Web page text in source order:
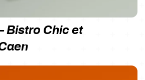
Bistro Chic et